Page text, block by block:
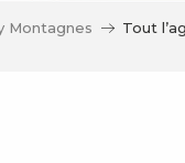
Montagnes Tout